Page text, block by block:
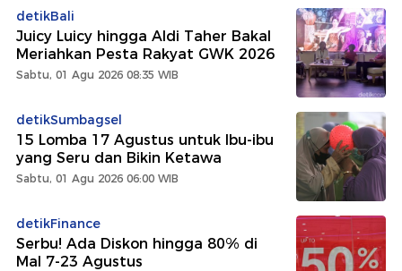
detikBali
Juicy Luicy hingga Aldi Taher Bakal
Meriahkan Pesta Rakyat GWK 2026
Sabtu, 01 Agu 2026 08:35 WIB
detikSumbagsel
15 Lomba 17 Agustus untuk Ibu-ibu
yang Seru dan Bikin Ketawa
Sabtu, 01 Agu 2026 06:00 WIB
detikFinance
Serbu! Ada Diskon hingga 80% di
Mal 7-23 Agustus